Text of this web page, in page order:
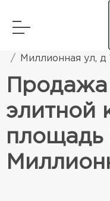
Элитная
Миллионная ул, д
элитной
площадь